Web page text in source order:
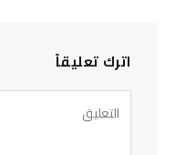
اترك تعليقاً